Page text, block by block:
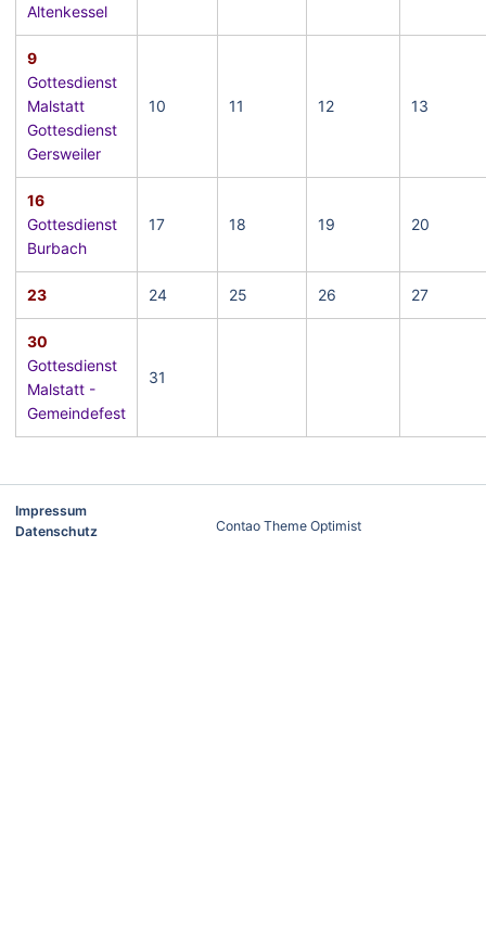
Altenkessel
9
Gottesdienst
Malstatt
Gottesdienst
Gersweiler
10 11 12 13
16
Gottesdienst
Burbach
17 18 19 20
23 24 25 26 27
30
Gottesdienst
Malstatt -
Gemeindefest
31
Impressum
Datenschutz
Contao Theme Optimist